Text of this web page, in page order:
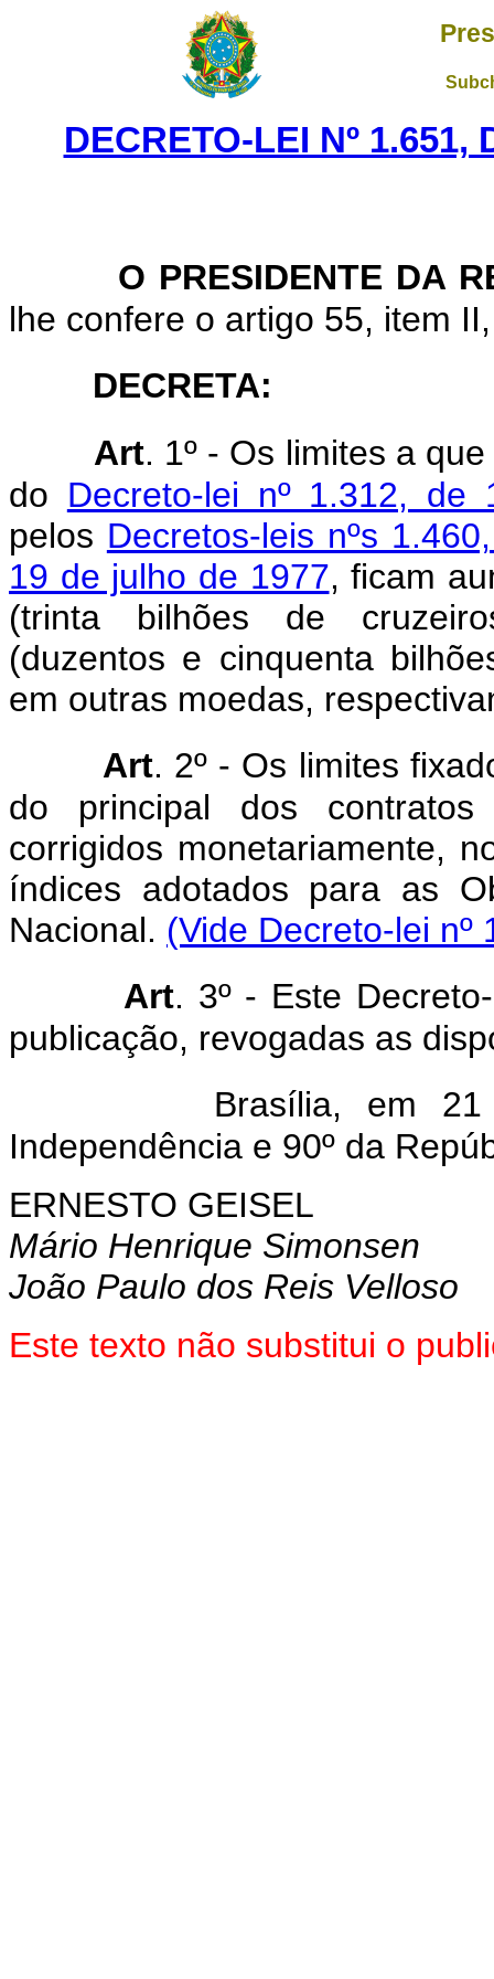
DECRETO-LEI Nº 1.651,
O PRESIDENTE DA
lhe confere o artigo 55, item
DECRETA:
Art. 1º - Os limites a
do Decreto-lei nº 1.312,
pelos Decretos-leis nºs
19 de julho de 1977, ficam
(trinta bilhões de
(duzentos e cinquenta
em outras moedas,
Art. 2º - Os limites
do principal dos
corrigidos monetariamente,
índices adotados para as
Nacional. (Vide Decreto-lei nº
Art. 3º - Este
publicação, revogadas as
Brasília, em 21
Independência e 90º da
ERNESTO GEISEL
Mário Henrique Simonsen
João Paulo dos Reis Velloso
Este texto não substitui o